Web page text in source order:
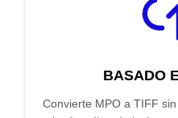
BASADO
Convierte MPO a TIFF